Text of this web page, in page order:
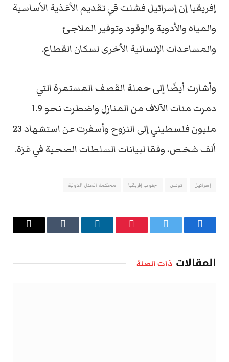
إفريقيا إن إسرائيل فشلت في تقديم الأغذية الأساسية
والمياه والأدوية والوقود وتوفير الملاجئ
والمساعدات الإنسانية الأخرى لسكان القطاع.
وأشارت أيضًا إلى حملة القصف المستمرة التي
دمرت مئات الآلاف من المنازل واضطرت نحو 1.9
مليون فلسطيني إلى النزوح وأسفرت عن استشهاد 23
ألف شخص، وفقا لبيانات السلطات الصحية في غزة.
إسرائيل تونس جنوب إفريقيا محكمة العدل الدولية
فيسبوك تويتر بينتيريستلينكدإن Tumblr
البريد
المقالات ذات الصلة